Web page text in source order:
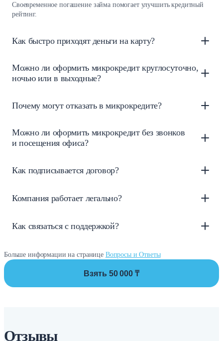
Своевременное погашение займа помогает улучшить кредитный
рейтинг.
Как быстро приходят деньги на карту?
Можно ли оформить микрокредит круглосуточно,
ночью или в выходные?
Почему могут отказать в микрокредите?
Можно ли оформить микрокредит без звонков
и посещения офиса?
Как подписывается договор?
Компания работает легально?
Как связаться с поддержкой?
Больше информации на странице Вопросы и Ответы
Взять 50 000 ₸
Отзывы